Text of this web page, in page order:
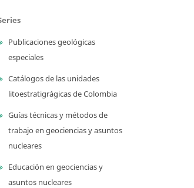
Publicaciones geológicas
especiales
Catálogos de las unidades
litoestratigrágicas de Colombia
Guías técnicas y métodos de
trabajo en geociencias y asuntos
nucleares
Educación en geociencias y
asuntos nucleares